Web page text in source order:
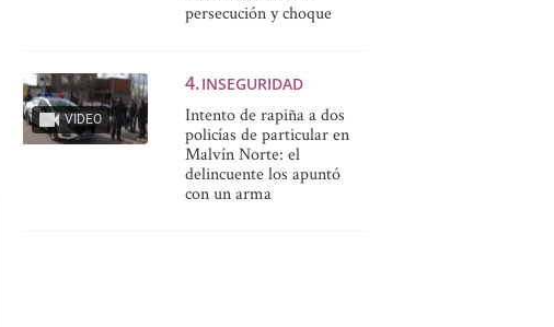
persecución y choque
VIDEO
INSEGURIDAD
Intento de rapiña a dos
policías de particular en
Malvín Norte: el
delincuente los apuntó
con un arma